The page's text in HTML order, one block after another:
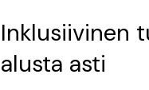
Inklusiivinen
alusta asti